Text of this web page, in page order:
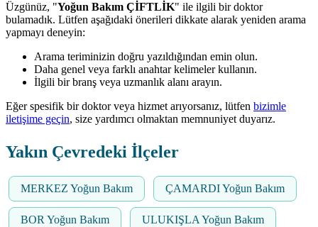
Üzgünüz, "Yoğun Bakım ÇİFTLİK" ile ilgili bir doktor
bulamadık. Lütfen aşağıdaki önerileri dikkate alarak yeniden arama
yapmayı deneyin:
Arama teriminizin doğru yazıldığından emin olun.
Daha genel veya farklı anahtar kelimeler kullanın.
İlgili bir branş veya uzmanlık alanı arayın.
Eğer spesifik bir doktor veya hizmet arıyorsanız, lütfen bizimle
iletişime geçin, size yardımcı olmaktan memnuniyet duyarız.
Yakın Çevredeki İlçeler
MERKEZ Yoğun Bakım ÇAMARDI Yoğun Bakım
BOR Yoğun Bakım ULUKIŞLA Yoğun Bakım